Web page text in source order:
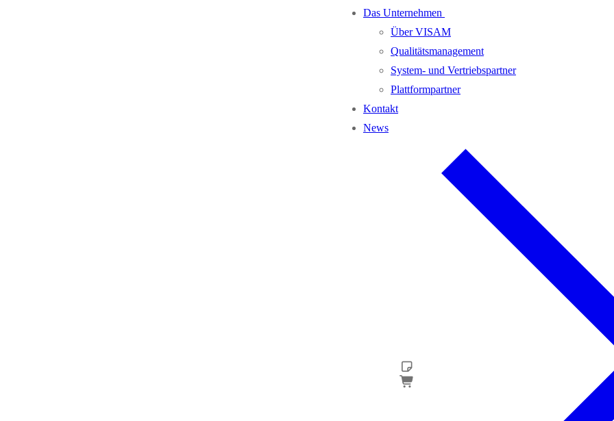
Das Unternehmen
Über VISAM
Qualitätsmanagement
System- und Vertriebspartner
Plattformpartner
Kontakt
News